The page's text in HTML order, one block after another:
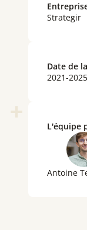
Strategir
Date de
2021-2025
L'équipe
Antoine